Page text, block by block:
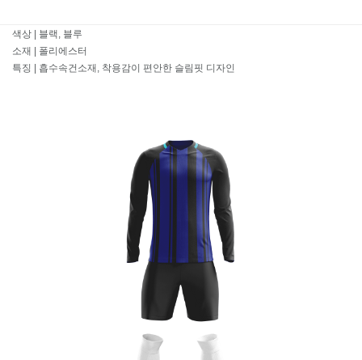
색상 | 블랙, 블루
소재 | 폴리에스터
특징 | 흡수속건소재, 착용감이 편안한 슬림핏 디자인